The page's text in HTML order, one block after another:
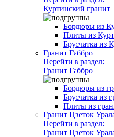
Куртинский гранит
Бордюры из
Плиты из
Брусчатка из
Гранит Габбро
Перейти в раздел:
Гранит Габбро
Бордюры из
Брусчатка из
Плиты из
Гранит Цветок
Перейти в раздел:
Гранит Цветок